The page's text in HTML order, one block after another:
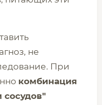
не
При
комбинация
сосудов"